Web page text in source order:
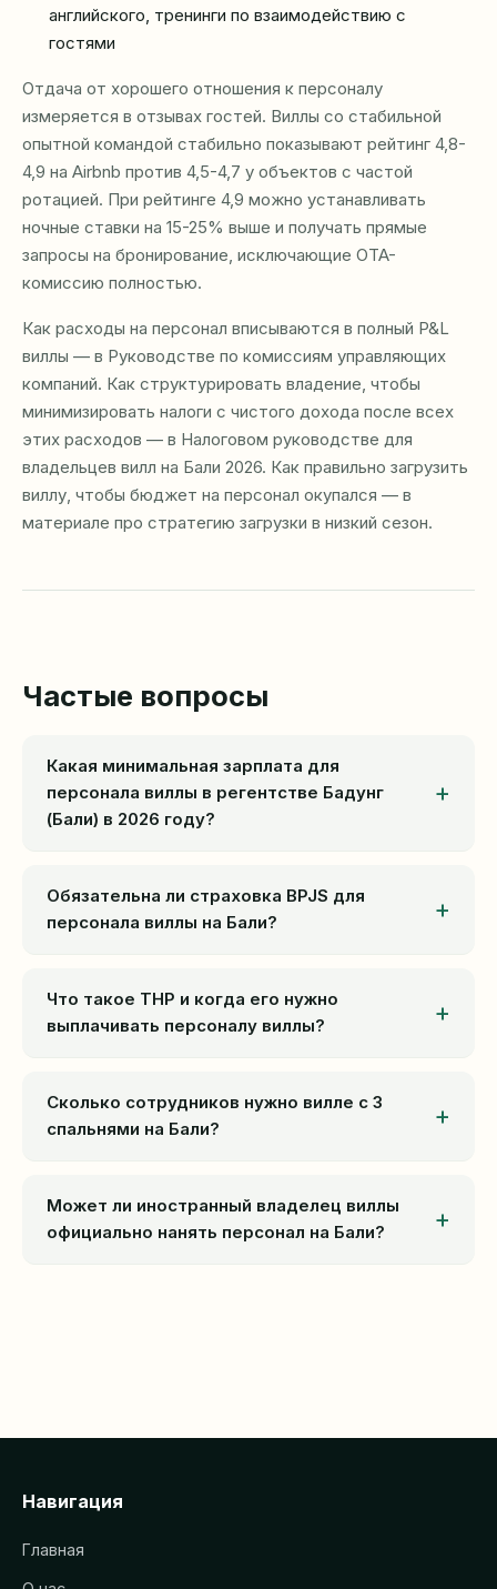
английского, тренинги по взаимодействию с
гостями
Отдача от хорошего отношения к персоналу
измеряется в отзывах гостей. Виллы со стабильной
опытной командой стабильно показывают рейтинг 4,8-
4,9 на Airbnb против 4,5-4,7 у объектов с частой
ротацией. При рейтинге 4,9 можно устанавливать
ночные ставки на 15-25% выше и получать прямые
запросы на бронирование, исключающие OTA-
комиссию полностью.
Как расходы на персонал вписываются в полный P&L
виллы — в Руководстве по комиссиям управляющих
компаний. Как структурировать владение, чтобы
минимизировать налоги с чистого дохода после всех
этих расходов — в Налоговом руководстве для
владельцев вилл на Бали 2026. Как правильно загрузить
виллу, чтобы бюджет на персонал окупался — в
материале про стратегию загрузки в низкий сезон.
Частые вопросы
Какая минимальная зарплата для
персонала виллы в регентстве Бадунг
(Бали) в 2026 году?
Обязательна ли страховка BPJS для
персонала виллы на Бали?
Что такое ТНР и когда его нужно
выплачивать персоналу виллы?
Сколько сотрудников нужно вилле с 3
спальнями на Бали?
Может ли иностранный владелец виллы
официально нанять персонал на Бали?
Навигация
Главная